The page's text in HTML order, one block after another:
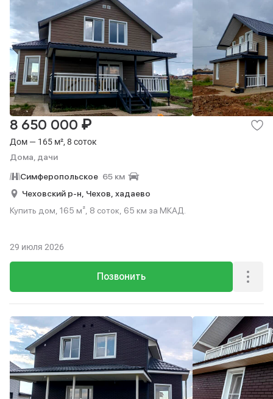
Дом — 165 м², 8 соток
Дома, дачи
8 650 000 ₽
Симферопольское 65 км
Чеховский р-н, Чехов, хадаево
Купить дом, 165 м², 8 соток, 65 км за МКАД.
Позвонить
29 июля 2026